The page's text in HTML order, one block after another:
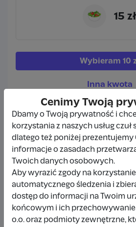
🥗 15 zł
Wybieram 10
Inna kwota
Udostępnij
Wpłacający/a
Cenimy Twoją
Dbamy o Twoją prywatność i
korzystania z naszych usług
dlatego też poniżej prezentujemy
informacje o zasadach
Twoich danych osobowych.
Aby wyrazić zgody na
automatycznego śledzenia i
dostęp do informacji na Twoim
końcowym i ich przechowywanie
o.o. oraz podmioty zewnętrzne,